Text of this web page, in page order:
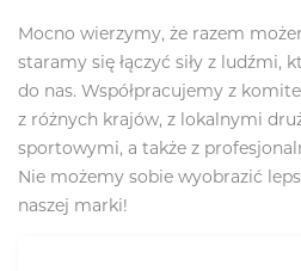
Mocno wierzymy, że razem
staramy się łączyć siły z ludźmi,
do nas. Współpracujemy z
z różnych krajów, z lokalnymi
sportowymi, a także z
Nie możemy sobie wyobrazić
naszej marki!